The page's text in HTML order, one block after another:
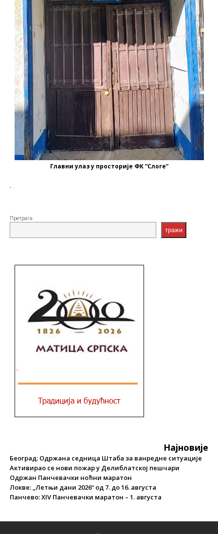
Главни улаз у просторије ФК “Слоге”
.
Претрага
тражи
Најновије
Београд: Одржана седница Штаба за ванредне ситуације
Активирао се нови пожар у Делиблатској пешчари
Одржан Панчевачки ноћни маратон
Локве: „Летњи дани 2026“ од 7. до 16. августа
Панчево: XIV Панчевачки маратон – 1. августа